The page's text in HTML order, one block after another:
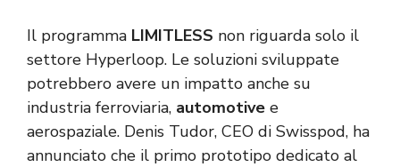
Il programma LIMITLESS non riguarda solo il
settore Hyperloop. Le soluzioni sviluppate
potrebbero avere un impatto anche su
industria ferroviaria, automotive e
aerospaziale. Denis Tudor, CEO di Swisspod, ha
annunciato che il primo prototipo dedicato al